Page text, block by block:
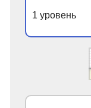
1 уровень